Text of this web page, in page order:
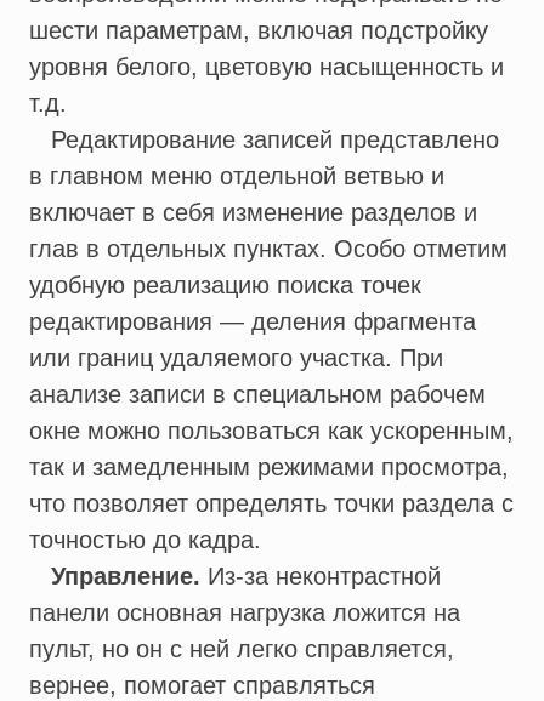
шести параметрам, включая подстройку
уровня белого, цветовую насыщенность и
т.д.
Редактирование записей представлено
в главном меню отдельной ветвью и
включает в себя изменение разделов и
глав в отдельных пунктах. Особо отметим
удобную реализацию поиска точек
редактирования — деления фрагмента
или границ удаляемого участка. При
анализе записи в специальном рабочем
окне можно пользоваться как ускоренным,
так и замедленным режимами просмотра,
что позволяет определять точки раздела с
точностью до кадра.
Управление. Из-за неконтрастной
панели основная нагрузка ложится на
пульт, но он с ней легко справляется,
вернее, помогает справляться